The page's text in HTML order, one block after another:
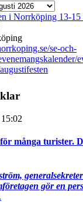
i Norrköping 13-15
se-och-
många turister.
gör en